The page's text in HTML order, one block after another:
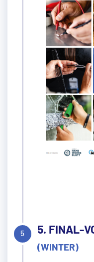
5. FINAL-
(WINTER)